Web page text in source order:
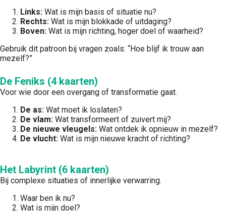
Links: Wat is mijn basis of situatie nu?
Rechts: Wat is mijn blokkade of uitdaging?
Boven: Wat is mijn richting, hoger doel of waarheid?
Gebruik dit patroon bij vragen zoals: “Hoe blijf ik trouw aan
mezelf?”
De Feniks (4 kaarten)
Voor wie door een overgang of transformatie gaat.
De as: Wat moet ik loslaten?
De vlam: Wat transformeert of zuivert mij?
De nieuwe vleugels: Wat ontdek ik opnieuw in mezelf?
De vlucht: Wat is mijn nieuwe kracht of richting?
Het Labyrint (6 kaarten)
Bij complexe situaties of innerlijke verwarring.
Waar ben ik nu?
Wat is mijn doel?